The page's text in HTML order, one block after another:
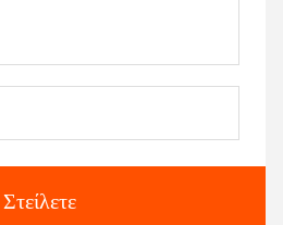
Στείλετε